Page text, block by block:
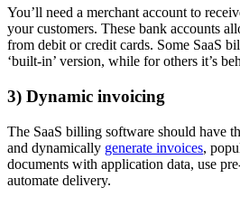
You’ll need a merchant account to
your customers. These bank accounts
from debit or credit cards. Some SaaS
‘built-in’ version, while for others it’s
3) Dynamic invoicing
The SaaS billing software should have
and dynamically generate invoices,
documents with application data, use
automate delivery.